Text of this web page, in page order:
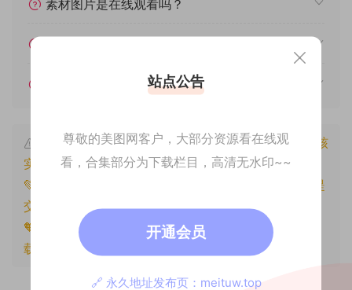
素材图片是在线观看吗？
遇见其他问题怎么办？
本文资源仅供个人参考学习，请勿批量搬运，一经核
实将封禁账号权限！
💚本文资源均来源网友分享，若侵犯了您的权益可以提
交工单处理。
🧡原文链接：
https://www.znjxg.com/705.html
载请注明出处。
站点公告
尊敬的美图网客户，大部分资源看在线观
看，合集部分为下载栏目，高清无水印~~
开通会员
🔗 永久地址发布页：meituw.top